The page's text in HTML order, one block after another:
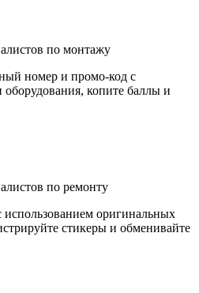
по монтажу
номер и промо-код с
копите баллы и
по ремонту
оригинальных
стикеры и обменивайте